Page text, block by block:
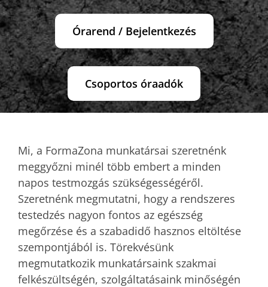
Órarend / Bejelentkezés
Csoportos óraadók
Mi, a FormaZona munkatársai szeretnénk
meggyőzni minél több embert a minden
napos testmozgás szükségességéről.
Szeretnénk megmutatni, hogy a rendszeres
testedzés nagyon fontos az egészség
megőrzése és a szabadidő hasznos eltöltése
szempontjából is. Törekvésünk
megmutatkozik munkatársaink szakmai
felkészültségén, szolgáltatásaink minőségén